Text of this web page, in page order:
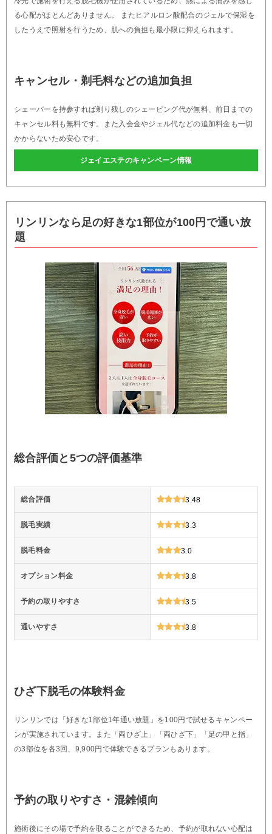
る心配がほとんどありません。 またヒアルロン酸配合のジェルで保湿を
したうえで照射を行うため、肌への負担も最小限に抑えられます。
キャンセル・剃毛料などの追加負担
シェーバーを持参すれば剃り残しのシェービング代が無料、前日までの
キャンセル料も無料です。また入会金やジェル代などの追加料金も一切
かからないため安心です。
ジェイエステのキャンペーン情報
リンリンなら足の好きな1部位が100円で通い放
題
総合評価と5つの評価基準
総合評価 3.48
脱毛実績 3.3
脱毛料金 3.0
オプション料金 3.8
予約の取りやすさ 3.5
通いやすさ 3.8
ひざ下脱毛の体験料金
リンリンでは「好きな1部位1年通い放題」を100円で試せるキャンペー
ンが実施されています。また「両ひざ上」「両ひざ下」「足の甲と指」
の3部位を各3回、9,900円で体験できるプランもあります。
予約の取りやすさ・混雑傾向
施術後にその場で予約を取ることができるため、予約が取れない心配は